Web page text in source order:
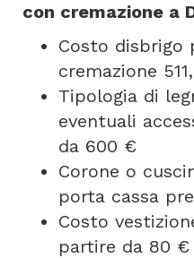
con cremazione a
Costo disbrigo
cremazione
Tipologia di
eventuali
da 600 €
Corone o
porta cassa
Costo
partire da 80 €